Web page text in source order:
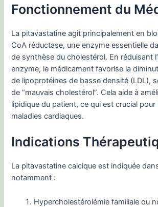
Fonctionnement du
La pitavastatine agit principalement en
CoA réductase, une enzyme essentielle
de synthèse du cholestérol. En réduisant
enzyme, le médicament favorise la
de lipoprotéines de basse densité (LDL),
de “mauvais cholestérol”. Cela aide à
lipidique du patient, ce qui est crucial
maladies cardiaques.
Indications
La pitavastatine calcique est indiquée
notamment :
Hypercholestérolémie familiale ou